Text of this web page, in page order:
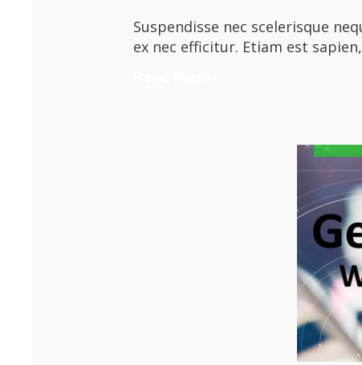
Suspendisse nec scelerisque
ex nec efficitur. Etiam est